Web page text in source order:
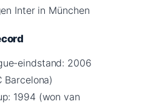
Inter in München
eindstand: 2006
Barcelona)
1994 (won van